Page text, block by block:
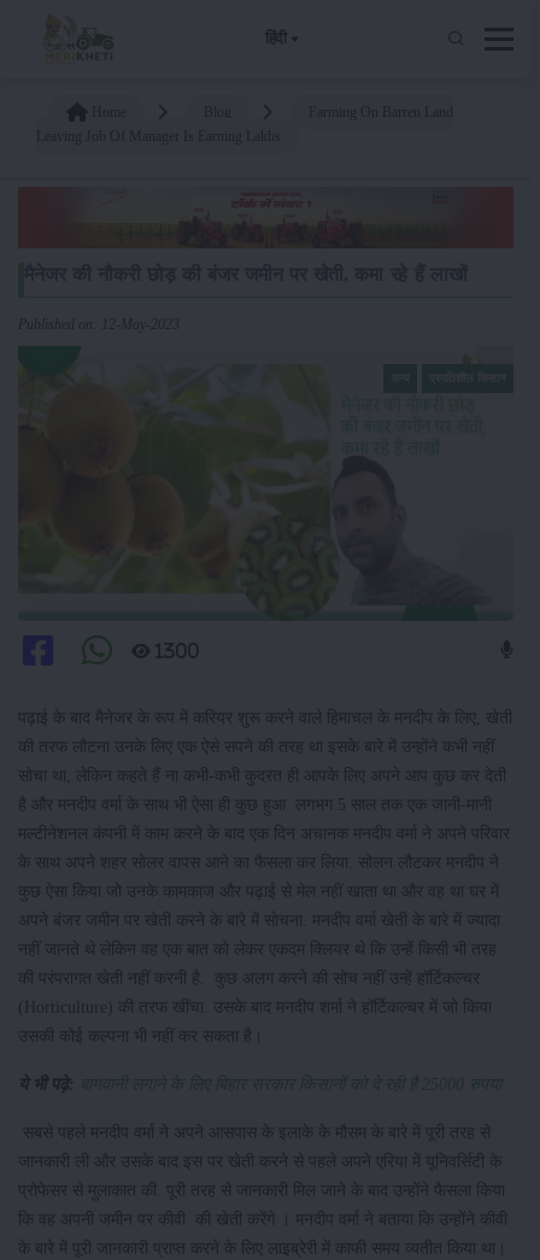
हिंदी
Published on: 12-May-2023
1300
पढ़ाई के बाद मैनेजर के रूप में करियर शुरू करने वाले हिमाचल के मनदीप के लिए, खेती
की तरफ लौटना उनके लिए एक ऐसे सपने की तरह था इसके बारे में उन्होंने कभी नहीं
सोचा था, लेकिन कहते हैं ना कभी-कभी कुदरत ही आपके लिए अपने आप कुछ कर देती
है और मनदीप वर्मा के साथ भी ऐसा ही कुछ हुआ. लगभग 5 साल तक एक जानी-मानी
मल्टीनेशनल कंपनी में काम करने के बाद एक दिन अचानक मनदीप वर्मा ने अपने परिवार
के साथ अपने शहर सोलर वापस आने का फैसला कर लिया. सोलन लौटकर मनदीप ने
कुछ ऐसा किया जो उनके कामकाज और पढ़ाई से मेल नहीं खाता था और वह था घर में
अपने बंजर जमीन पर खेती करने के बारे में सोचना. मनदीप वर्मा खेती के बारे में ज्यादा
नहीं जानते थे लेकिन वह एक बात को लेकर एकदम क्लियर थे कि उन्हें किसी भी तरह
की परंपरागत खेती नहीं करनी है. कुछ अलग करने की सोच नहीं उन्हें हॉर्टिकल्चर
(Horticulture) की तरफ खींचा. उसके बाद मनदीप शर्मा ने हॉर्टिकल्चर में जो किया
उसकी कोई कल्पना भी नहीं कर सकता है।
ये भी पढ़े: बागवानी लगाने के लिए बिहार सरकार किसानों को दे रही है 25000 रुपया
सबसे पहले मनदीप वर्मा ने अपने आसपास के इलाके के मौसम के बारे में पूरी तरह से
जानकारी ली और उसके बाद इस पर खेती करने से पहले अपने एरिया में यूनिवर्सिटी के
प्रोफेसर से मुलाकात की. पूरी तरह से जानकारी मिल जाने के बाद उन्होंने फैसला किया
कि वह अपनी जमीन पर कीवी की खेती करेंगे । मनदीप वर्मा ने बताया कि उन्होंने कीवी
के बारे में पूरी जानकारी प्राप्त करने के लिए लाइब्रेरी में काफी समय व्यतीत किया था।